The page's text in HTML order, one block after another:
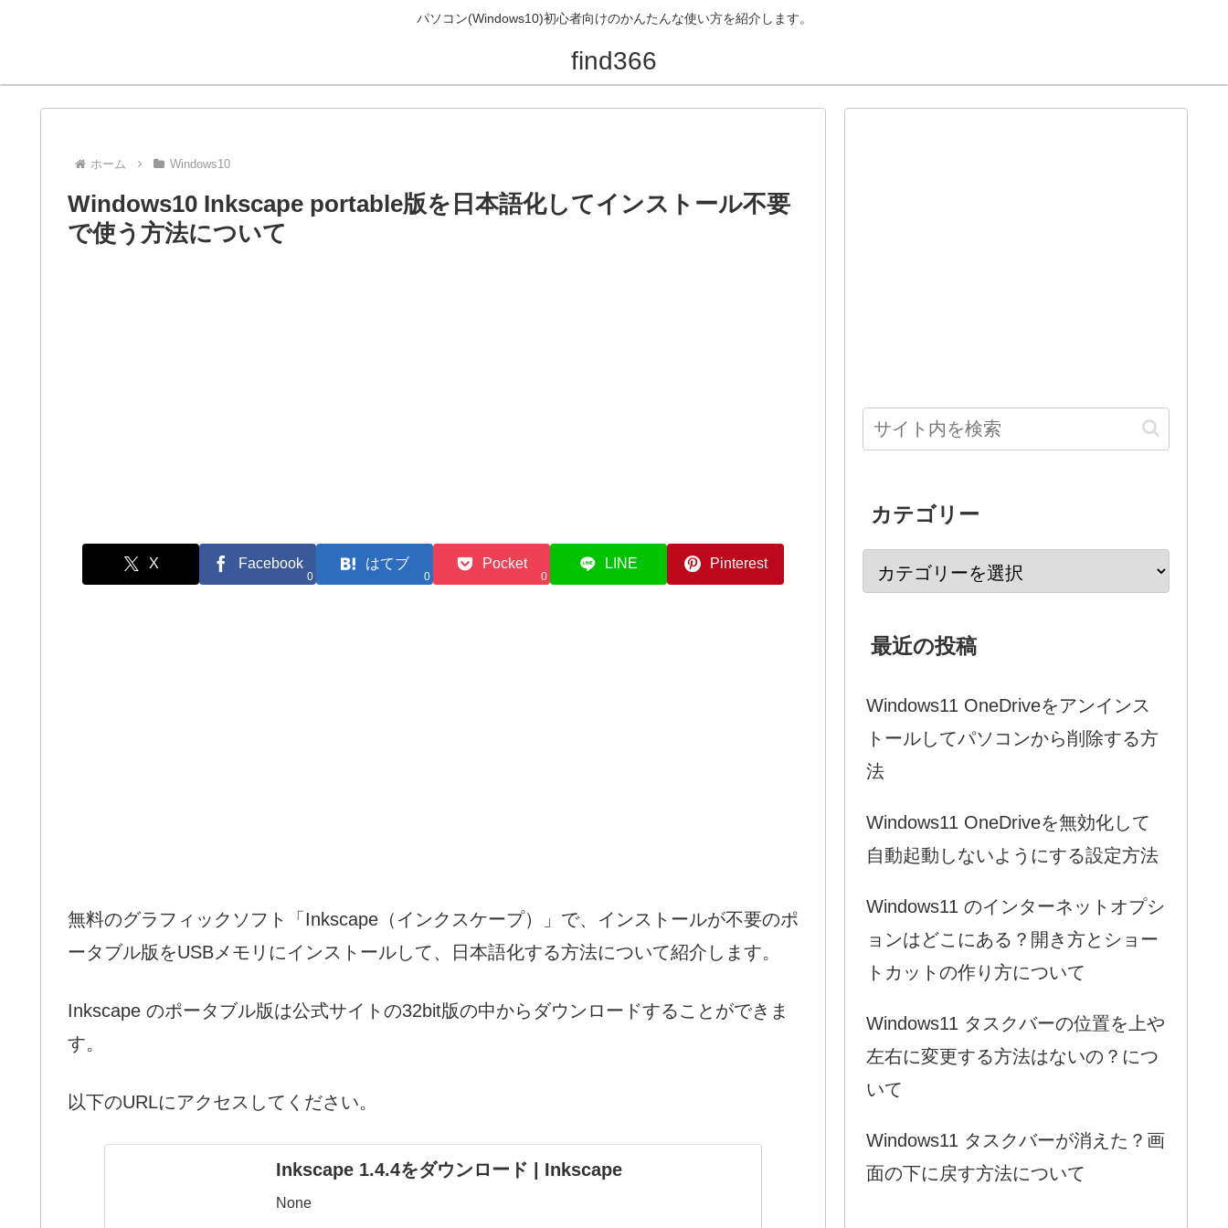
パソコン(Windows10)初心者向けのかんたんな使い方を紹介します。
find366
ホーム Windows10
Windows10 Inkscape portable版を日本語化してインストール不要
で使う方法について
X Facebook
0
はてブ
0
Pocket
0
LINE Pinterest
無料のグラフィックソフト「Inkscape（インクスケープ）」で、インストールが不要のポ
ータブル版をUSBメモリにインストールして、日本語化する方法について紹介します。
Inkscape のポータブル版は公式サイトの32bit版の中からダウンロードすることができま
す。
以下のURLにアクセスしてください。
Inkscape 1.4.4をダウンロード | Inkscape
None
カテゴリー
最近の投稿
Windows11 OneDriveをアンインス
トールしてパソコンから削除する方
法
Windows11 OneDriveを無効化して
自動起動しないようにする設定方法
Windows11 のインターネットオプシ
ョンはどこにある？開き方とショー
トカットの作り方について
Windows11 タスクバーの位置を上や
左右に変更する方法はないの？につ
いて
Windows11 タスクバーが消えた？画
面の下に戻す方法について